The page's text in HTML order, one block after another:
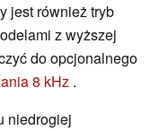
jest również tryb
z wyższej
do opcjonalnego
8 kHz .
niedrogiej